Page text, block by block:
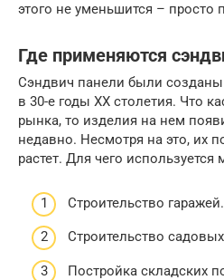
этого не уменьшится – просто
Где применяются
Сэндвич панели были
в 30-е годы ХХ столетия. Что
рынка, то изделия на нем
недавно. Несмотря на это, их
растет. Для чего используется
Строительство гаражей.
Строительство
Постройка складских